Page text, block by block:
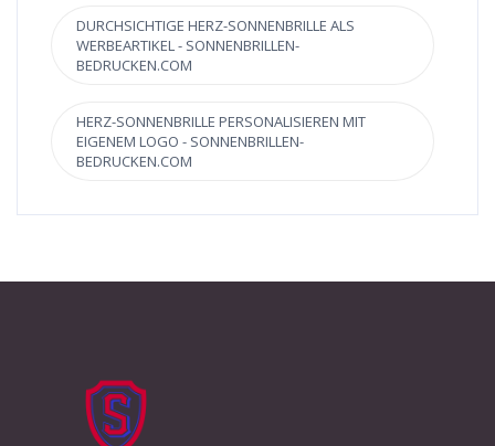
DURCHSICHTIGE HERZ-SONNENBRILLE ALS
WERBEARTIKEL - SONNENBRILLEN-
BEDRUCKEN.COM
HERZ-SONNENBRILLE PERSONALISIEREN MIT
EIGENEM LOGO - SONNENBRILLEN-
BEDRUCKEN.COM